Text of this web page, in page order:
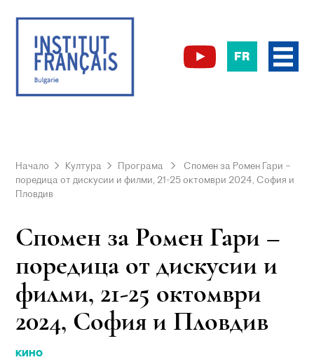
FR
Начало Култура Програма
Спомен за Ромен Гари –
поредица от дискусии и филми, 21-25 октомври 2024, София и
Пловдив
Спомен за Ромен Гари –
поредица от дискусии и
филми, 21-25 октомври
2024, София и Пловдив
КИНО